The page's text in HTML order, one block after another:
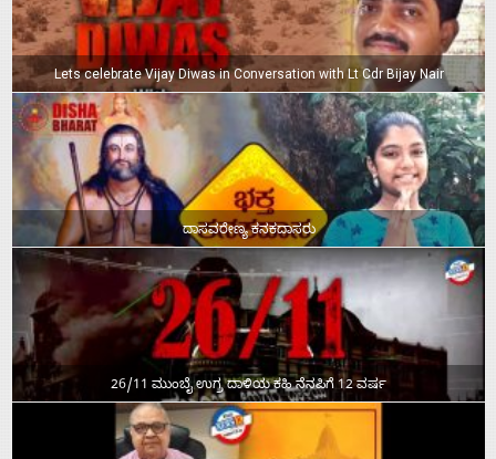
Lets celebrate Vijay Diwas in Conversation with Lt Cdr Bijay Nair
ದಾಸವರೇಣ್ಯ ಕನಕದಾಸರು
26/11 ಮುಂಬೈ ಉಗ್ರ ದಾಳಿಯ ಕಹಿ ನೆನಪಿಗೆ 12 ವರ್ಷ